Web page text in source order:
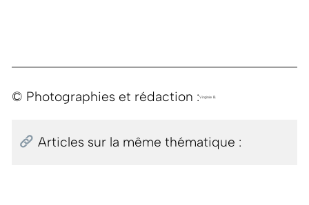
© Photographies et rédaction :Virginie B.
Articles sur la même thématique :